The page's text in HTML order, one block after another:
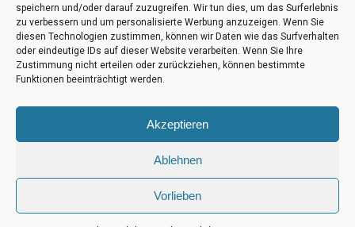
speichern und/oder darauf zuzugreifen. Wir tun dies, um das Surferlebnis
zu verbessern und um personalisierte Werbung anzuzeigen. Wenn Sie
diesen Technologien zustimmen, können wir Daten wie das Surfverhalten
oder eindeutige IDs auf dieser Website verarbeiten. Wenn Sie Ihre
Zustimmung nicht erteilen oder zurückziehen, können bestimmte
Funktionen beeinträchtigt werden.
Akzeptieren
Ablehnen
Vorlieben
Klima-Wissen